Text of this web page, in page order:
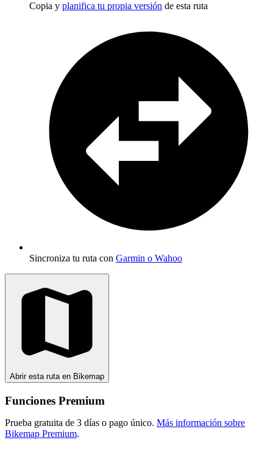
Copia y planifica tu propia versión de esta ruta
Sincroniza tu ruta con Garmin o Wahoo
Abrir esta ruta en Bikemap
Funciones Premium
Prueba gratuita de 3 días o pago único. Más información sobre
Bikemap Premium.